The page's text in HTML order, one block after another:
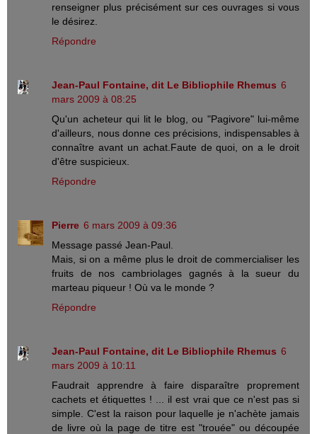
renseigner plus précisément sur ces ouvrages si vous
le désirez.
Répondre
Jean-Paul Fontaine, dit Le Bibliophile Rhemus 6
mars 2009 à 08:25
Qu'un acheteur qui lit le blog, ou "Pagivore" lui-même
d'ailleurs, nous donne ces précisions, indispensables à
connaître avant un achat.Faute de quoi, on a le droit
d'être suspicieux.
Répondre
Pierre 6 mars 2009 à 09:36
Message passé Jean-Paul.
Mais, si on a même plus le droit de commercialiser les
fruits de nos cambriolages gagnés à la sueur du
marteau piqueur ! Où va le monde ?
Répondre
Jean-Paul Fontaine, dit Le Bibliophile Rhemus 6
mars 2009 à 10:11
Faudrait apprendre à faire disparaître proprement
cachets et étiquettes ! ... il est vrai que ce n'est pas si
simple. C'est la raison pour laquelle je n'achète jamais
de livre où la page de titre est "trouée" ou découpée